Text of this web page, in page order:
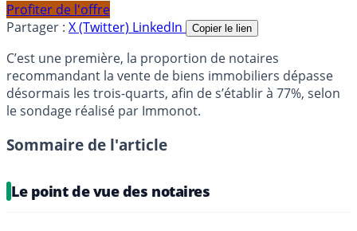
Profiter de l'offre
Partager : X (Twitter) LinkedIn Copier le lien
C’est une première, la proportion de notaires
recommandant la vente de biens immobiliers dépasse
désormais les trois-quarts, afin de s’établir à 77%, selon
le sondage réalisé par Immonot.
Sommaire de l'article
Le point de vue des notaires